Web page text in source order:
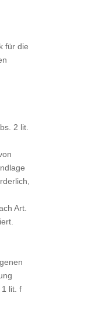
für die
2 lit.
Art.
lit. f